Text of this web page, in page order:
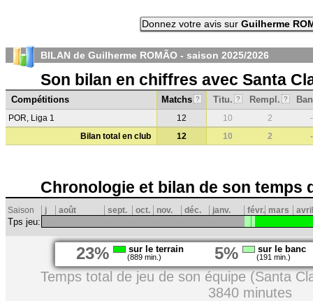
Donnez votre avis sur Guilherme
BILAN de Guilherme ROMÃO - saison 2025/2026
Son bilan en chiffres avec Santa
Compétitions Matchs ? Titu. ? Rempl. ?
POR, Liga 1 12 10 2
-
Bilan total en club
12 10 2 -
Chronologie et bilan de son temps
Saison j août sept. oct. nov. déc. janv. févr. mars avril
Tps jeu:
23% sur le terrain
(889 min.) 5% sur le banc
(191 min.)
Temps total de jeu de son équipe (Santa
3840 minutes